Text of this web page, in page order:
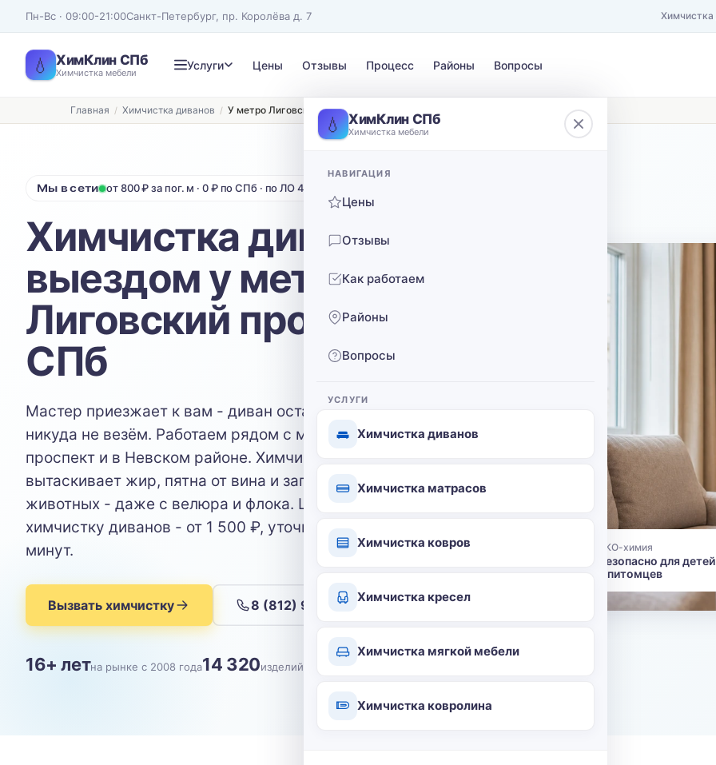
Пн-Вс · 09:00-21:00Санкт-Петербург, пр. Королёва д. 7 Химчистка
💧 ХимКлин СПб
Химчистка мебели
Услуги Цены Отзывы Процесс Районы Вопросы
Записаться на химчистку
Диван Выберите ткань…
Нажимая кнопку, вы соглашаетесь с политикой конфиденциальности
💧 ХимКлин СПб
Химчистка мебели
НАВИГАЦИЯ
Цены
Отзывы
Как работаем
Районы
Вопросы
УСЛУГИ
Химчистка диванов
Химчистка матрасов
Химчистка ковров
Химчистка кресел
Химчистка мягкой мебели
Химчистка ковролина
Главная Химчистка диванов У метро Лиговский проспект
Мы в сети от 800 ₽ за пог. м · 0 ₽ по СПб · по ЛО 40 ₽/км от КАД
Химчистка диванов с
выездом у метро
Лиговский проспект в
СПб
Мастер приезжает к вам - диван остаётся дома,
никуда не везём. Работаем рядом с метро Лиговский
проспект и в Невском районе. Химчистка мебели
вытаскивает жир, пятна от вина и запах домашних
животных - даже с велюра и флока. Цены на
химчистку диванов - от 1 500 ₽, уточните за пару
минут.
Вызвать химчистку 8 (812) 904-09-96
16+ летна рынке с 2008 года14 320изделий почищено
ЭКО-химия
Безопасно для детей
и питомцев